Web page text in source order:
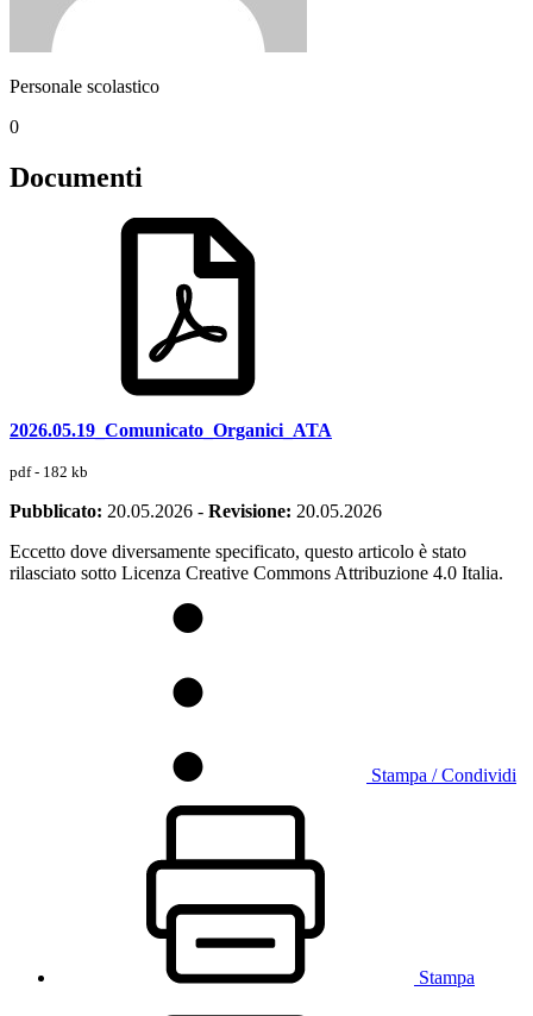
Personale scolastico
0
Documenti
2026.05.19_Comunicato_Organici_ATA
pdf - 182 kb
Pubblicato: 20.05.2026 - Revisione: 20.05.2026
Eccetto dove diversamente specificato, questo articolo è stato
rilasciato sotto Licenza Creative Commons Attribuzione 4.0 Italia.
Stampa / Condividi
Stampa